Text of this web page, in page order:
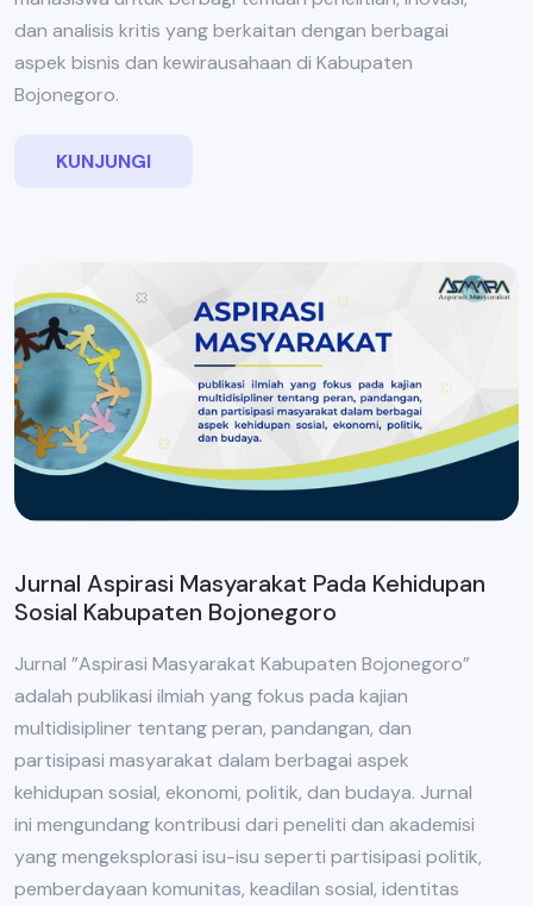
dan analisis kritis yang berkaitan dengan berbagai
aspek bisnis dan kewirausahaan di Kabupaten
Bojonegoro.
KUNJUNGI
Jurnal Aspirasi Masyarakat Pada Kehidupan
Sosial Kabupaten Bojonegoro
Jurnal ”Aspirasi Masyarakat Kabupaten Bojonegoro”
adalah publikasi ilmiah yang fokus pada kajian
multidisipliner tentang peran, pandangan, dan
partisipasi masyarakat dalam berbagai aspek
kehidupan sosial, ekonomi, politik, dan budaya. Jurnal
ini mengundang kontribusi dari peneliti dan akademisi
yang mengeksplorasi isu-isu seperti partisipasi politik,
pemberdayaan komunitas, keadilan sosial, identitas